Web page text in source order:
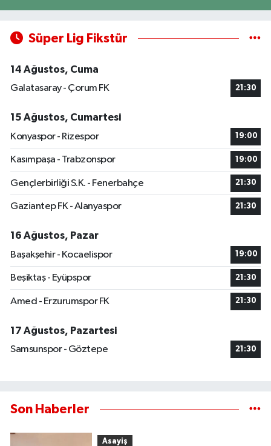
Süper Lig Fikstür
14 Ağustos, Cuma
Galatasaray - Çorum FK
21:30
15 Ağustos, Cumartesi
Konyaspor - Rizespor
19:00
Kasımpaşa - Trabzonspor 19:00
Gençlerbirliği S.K. - Fenerbahçe 21:30
Gaziantep FK - Alanyaspor 21:30
16 Ağustos, Pazar
Başakşehir - Kocaelispor
19:00
Beşiktaş - Eyüpspor 21:30
Amed - Erzurumspor FK 21:30
17 Ağustos, Pazartesi
Samsunspor - Göztepe
21:30
Son Haberler
Asayiş